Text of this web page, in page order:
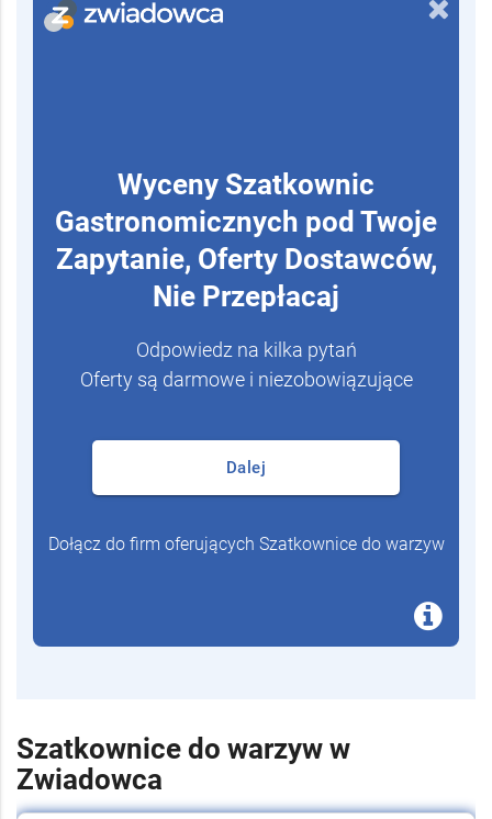
Wyceny Szatkownic
Gastronomicznych pod Twoje
Zapytanie, Oferty Dostawców,
Nie Przepłacaj
Odpowiedz na kilka pytań
Oferty są darmowe i niezobowiązujące
Dalej
Dołącz do firm oferujących Szatkownice do warzyw
Szatkownice do warzyw w
Zwiadowca